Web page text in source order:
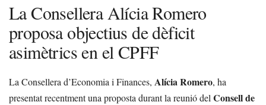
La Consellera Alícia Romero
proposa objectius de dèficit
asimètrics en el CPFF
La Consellera d’Economia i Finances, Alícia Romero, ha
presentat recentment una proposta durant la reunió del Consell de